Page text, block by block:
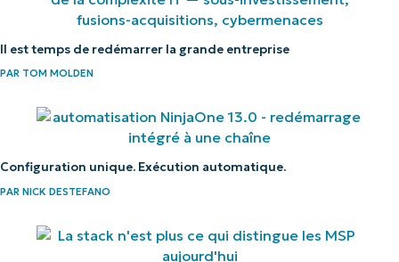
Il est temps de redémarrer la grande entreprise
PAR TOM MOLDEN
Configuration unique. Exécution automatique.
PAR NICK DESTEFANO